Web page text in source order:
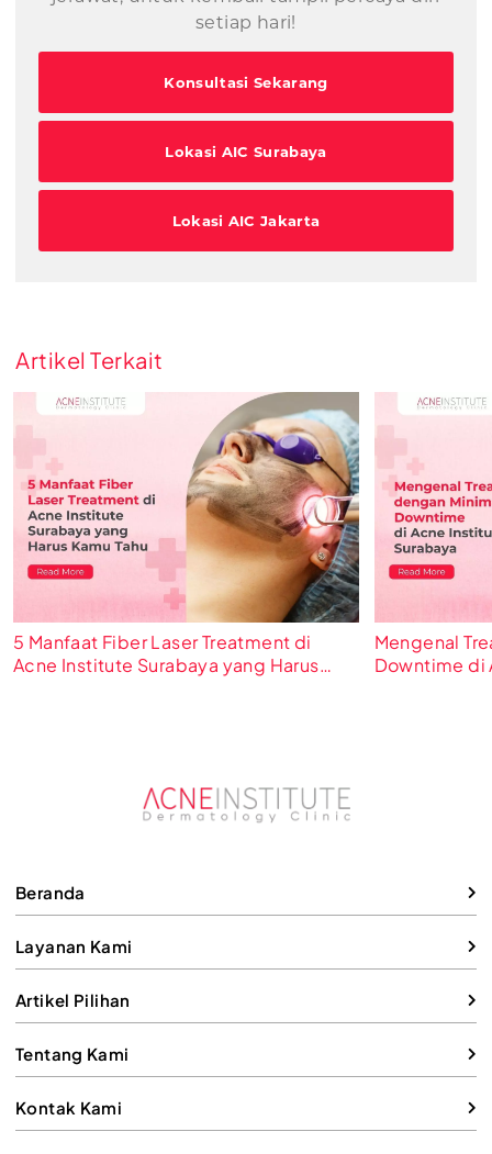
setiap hari!
Konsultasi Sekarang
Lokasi AIC Surabaya
Lokasi AIC Jakarta
Artikel Terkait
5 Manfaat Fiber Laser Treatment di
Acne Institute Surabaya yang Harus
Mengenal
Downtime di
Beranda
Layanan Kami
Artikel Pilihan
Tentang Kami
Kontak Kami